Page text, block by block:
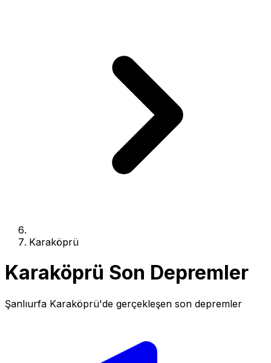
Karaköprü
Karaköprü Son Depremler
Şanlıurfa Karaköprü'de gerçekleşen son depremler